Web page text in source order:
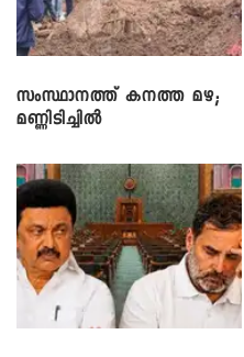
സംസ്ഥാനത്ത് കനത്ത മഴ;
മണ്ണിടിച്ചിൽ